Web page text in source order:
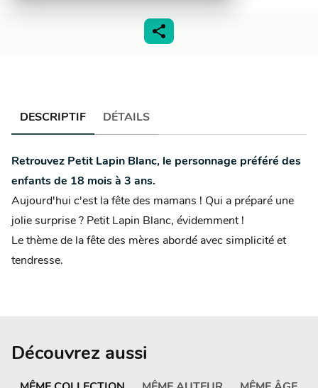
DESCRIPTIF DÉTAILS
Retrouvez Petit Lapin Blanc, le personnage préféré des
enfants de 18 mois à 3 ans.
Aujourd'hui c'est la fête des mamans ! Qui a préparé une
jolie surprise ? Petit Lapin Blanc, évidemment !
Le thème de la fête des mères abordé avec simplicité et
tendresse.
Découvrez aussi